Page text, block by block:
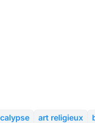
art religieux